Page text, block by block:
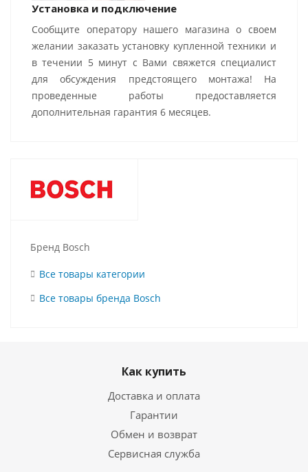
Установка и подключение
Сообщите оператору нашего магазина о своем
желании заказать установку купленной техники и
в течении 5 минут с Вами свяжется специалист
для обсуждения предстоящего монтажа! На
проведенные работы предоставляется
дополнительная гарантия 6 месяцев.
Бренд Bosch
Все товары категории
Все товары бренда Bosch
Как купить
Доставка и оплата
Гарантии
Обмен и возврат
Сервисная служба